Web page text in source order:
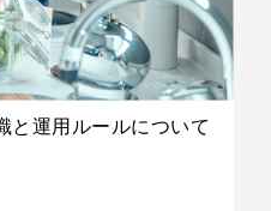
と運用ルールについて